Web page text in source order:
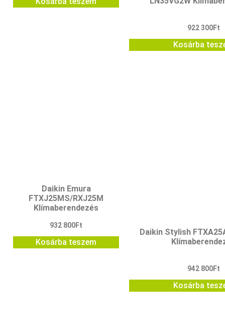
922 300Ft
Kosárba
Daikin Emura
FTXJ25MS/RXJ25M
Klímaberendezés
932 800Ft
Kosárba teszem
Daikin Stylish
942 800Ft
Kosárba